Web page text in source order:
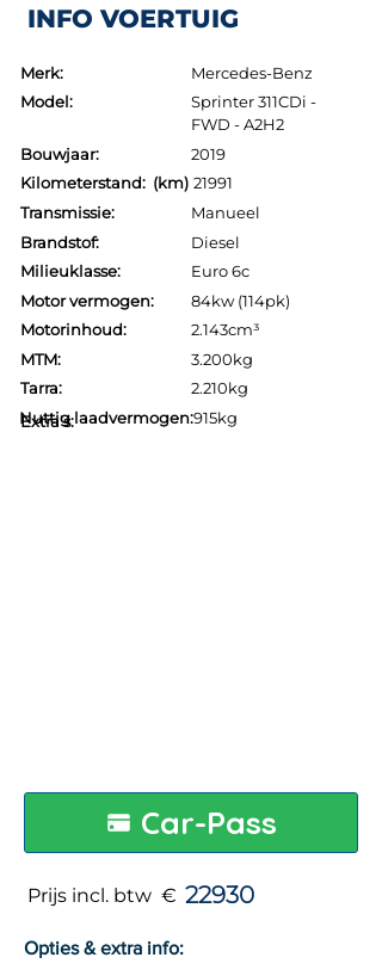
INFO VOERTUIG
Merk:
Model:
Mercedes-Benz
Sprinter 311CDi -
FWD - A2H2
Bouwjaar:
2019
Kilometerstand: (km) 21991
Transmissie:
Manueel
Brandstof:
Milieuklasse:
Diesel
Euro 6c
Motor vermogen:
Motorinhoud:
84kw (114pk)
2.143cm³
MTM:
Tarra:
3.200kg
2.210kg
Nuttig laadvermogen:915kg
Extra's:
Car-Pass
Prijs incl. btw € 22930
Opties & extra info: